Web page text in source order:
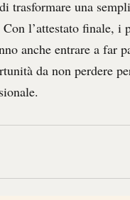
trasformare una
l’attestato finale, i
anche entrare a far
da non perdere